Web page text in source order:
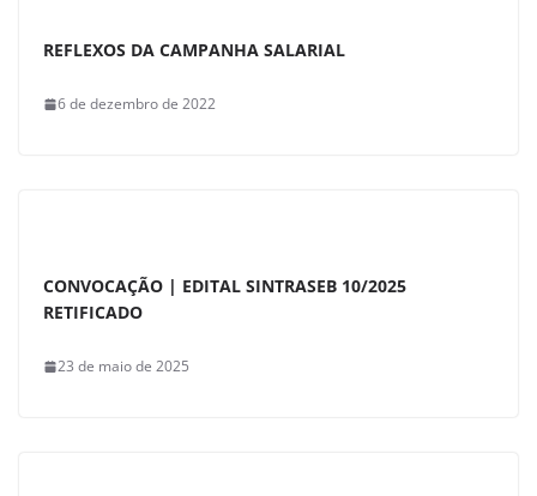
REFLEXOS DA CAMPANHA SALARIAL
6 de dezembro de 2022
CONVOCAÇÃO | EDITAL SINTRASEB 10/2025
RETIFICADO
23 de maio de 2025